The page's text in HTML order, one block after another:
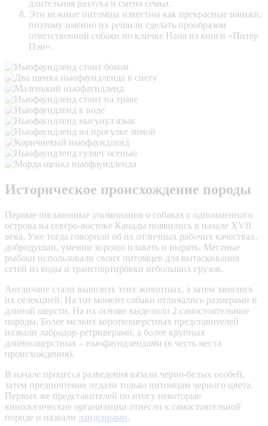
длительная разлука и смена семьи.
Эти нежные питомцы известны как прекрасные няньки,
поэтому именно их решили сделать прообразом
ответственной собаки по кличке Нана из книги «Питер
Пэн».
Историческое происхождение породы
Первые письменные упоминания о собаках с одноименного
острова на северо-востоке Канады появились в начале XVII
века. Уже тогда говорили об их отличных рабочих качествах,
добродушии, умении хорошо плавать и нырять. Местные
рыбаки использовали своих питомцев для вытаскивания
сетей из воды и транспортировки небольших грузов.
Англичане стали вывозить этих животных, а затем занялись
их селекцией. На тот момент собаки отличались размерами и
длиной шерсти. На их основе выделили 2 самостоятельные
породы. Более мелких короткошерстных представителей
назвали лабрадор-ретриверами, а более крупных
длинношерстных – ньюфаундлендами (в честь места
происхождения).
В начале процесса разведения вязали черно-белых особей,
затем предпочтение отдали только питомцам черного цвета.
Первых же представителей по итогу некоторые
кинологические организации отнесли к самостоятельной
породе и назвали ландсирами.